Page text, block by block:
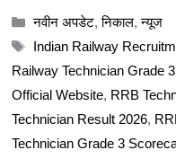
Categories
नवीन अपडेट,निकाल,न्यूज
Tags
Indian Railway
Railway Technician Grade
Official Website, RRB
Technician Result 2026,
Technician Grade 3